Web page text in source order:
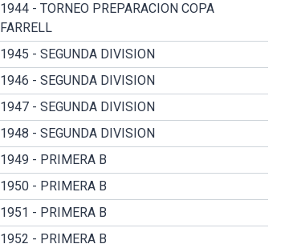
1944 - TORNEO PREPARACION COPA
FARRELL
1945 - SEGUNDA DIVISION
1946 - SEGUNDA DIVISION
1947 - SEGUNDA DIVISION
1948 - SEGUNDA DIVISION
1949 - PRIMERA B
1950 - PRIMERA B
1951 - PRIMERA B
1952 - PRIMERA B